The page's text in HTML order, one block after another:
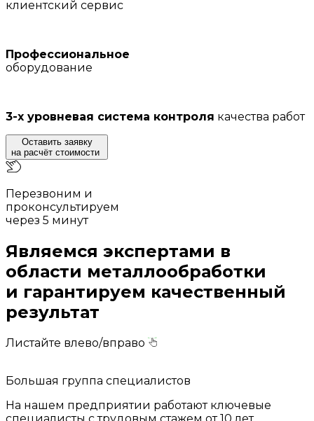
клиентский сервис
Профессиональное
оборудование
3-х уровневая система контроля качества работ
Оставить заявку
на расчёт стоимости
Перезвоним и
проконсультируем
через 5 минут
Являемся экспертами в
области металлообработки
и гарантируем качественный
результат
Листайте влево/вправо
Большая группа специалистов
На нашем предприятии работают ключевые
специалисты с трудовым стажем от 10 лет.